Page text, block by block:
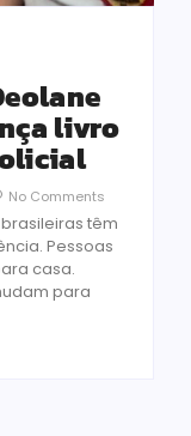
livro
No Comments
têm
Pessoas
casa.
para